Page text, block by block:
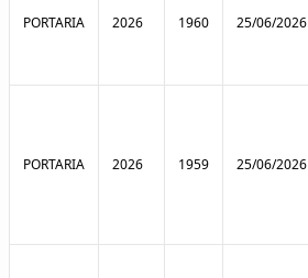
PORTARIA 2026 1960 25/06/2026
PORTARIA 2026 1959 25/06/2026